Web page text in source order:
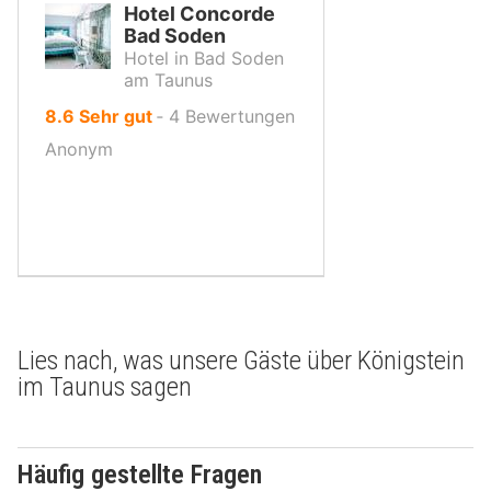
Hotel Concorde
Bad Soden
Hotel in Bad Soden
am Taunus
8.6 von
Sehr gut ‐ 4 Bewertungen
Anonym
Lies nach, was unsere Gäste über Königstein
im Taunus sagen
Häufig gestellte Fragen